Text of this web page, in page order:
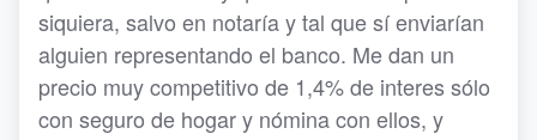
siquiera, salvo en notaría y tal que sí enviarían
alguien representando el banco. Me dan un
precio muy competitivo de 1,4% de interes sólo
con seguro de hogar y nómina con ellos, y